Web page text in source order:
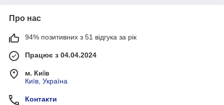
Про нас
94% позитивних з 51 відгука за рік
Працює з 04.04.2024
м. Київ
Київ, Україна
Контакти